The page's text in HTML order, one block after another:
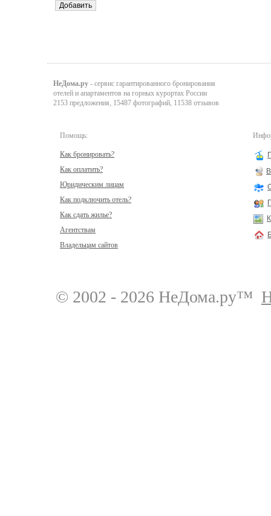
НеДома.ру - сервис гарантированного бронирования
отелей и апартаментов на горных курортах России
2153 предложения, 15487 фотографий, 11538 отзывов
Помощь:
Как бронировать?
Как оплатить?
Юридическим лицам
Как подключить отель?
Как сдать жилье?
Агентствам
Владельцам сайтов
© 2002 - 2026 НеДома.ру™